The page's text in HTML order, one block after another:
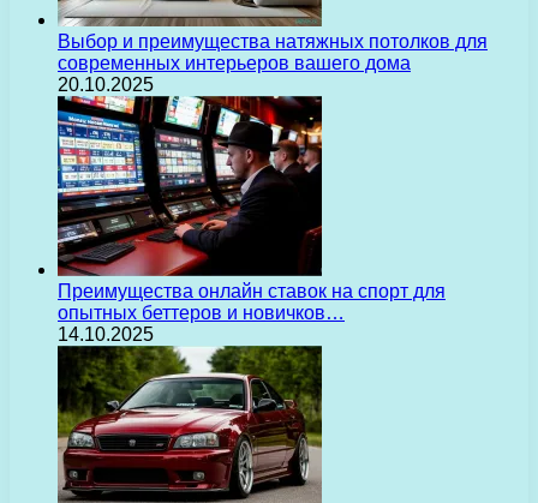
Выбор и преимущества натяжных потолков для
современных интерьеров вашего дома
20.10.2025
Преимущества онлайн ставок на спорт для
опытных беттеров и новичков…
14.10.2025